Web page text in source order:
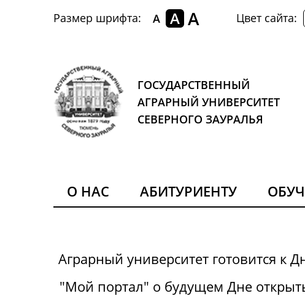
Размер шрифта: A A A Цвет сайта:
ГОСУДАРСТВЕННЫЙ
АГРАРНЫЙ УНИВЕРСИТЕТ
СЕВЕРНОГО ЗАУРАЛЬЯ
О НАС АБИТУРИЕНТУ
Аграрный университет готовится к
"Мой портал" о будущем Дне